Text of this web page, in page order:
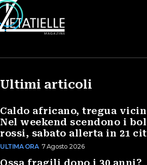
Ultimi articoli
Caldo africano, tregua
Nel weekend scendono i
rossi, sabato allerta in 21
ULTIMA ORA 7 Agosto 2026
Ossa fragili dopo i 30 anni?